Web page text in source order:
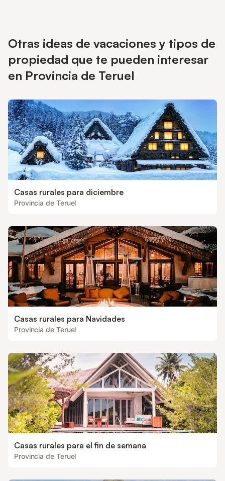
Otras ideas de vacaciones y tipos de
propiedad que te pueden interesar
en Provincia de Teruel
Casas rurales para diciembre
Provincia de Teruel
Casas rurales para Navidades
Provincia de Teruel
Casas rurales para el fin de semana
Provincia de Teruel